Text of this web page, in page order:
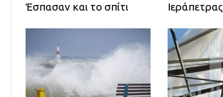
Έσπασαν και το σπίτι
Ιεράπετρας